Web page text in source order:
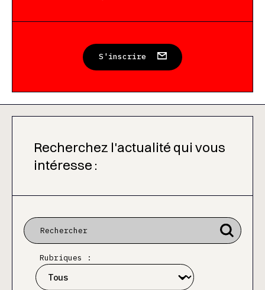
S'inscrire
Recherchez l'actualité qui vous
intéresse :
Rubriques :